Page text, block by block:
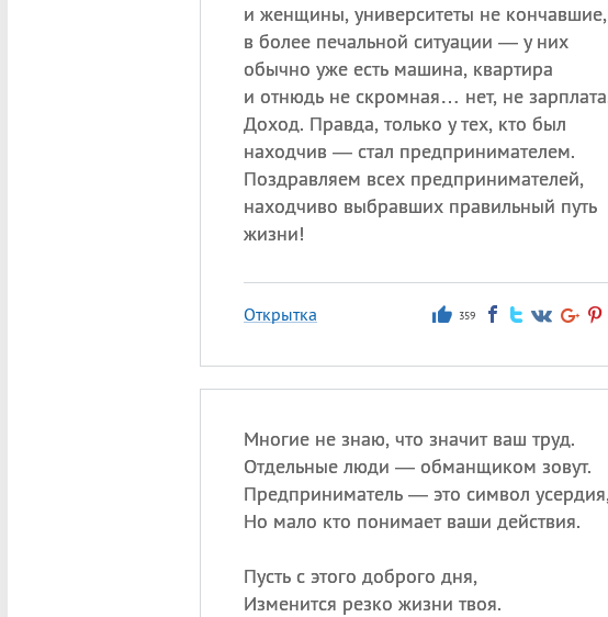
и женщины, университеты не кончавшие,
в более печальной ситуации — у них
обычно уже есть машина, квартира
и отнюдь не скромная… нет, не
Доход. Правда, только у тех, кто был
находчив — стал предпринимателем.
Поздравляем всех предпринимателей,
находчиво выбравших правильный путь
жизни!
Открытка 359
Многие не знаю, что значит ваш труд.
Отдельные люди — обманщиком зовут.
Предприниматель — это символ
Но мало кто понимает ваши действия.
Пусть с этого доброго дня,
Изменится резко жизни твоя.